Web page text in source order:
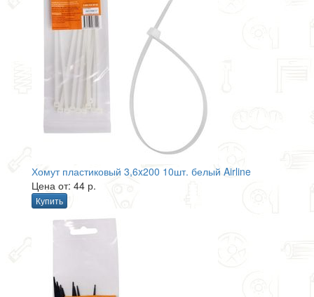
Хомут пластиковый 3,6x200 10шт. белый Airline
Цена от: 44 р.
Купить